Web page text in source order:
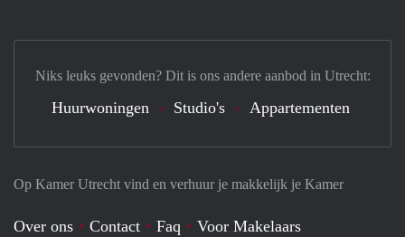
Op Kamer Utrecht vind en verhuur je makkelijk je Kamer
Over ons Contact Faq
Voor Makelaars
Niks leuks gevonden? Dit is ons andere aanbod in Utrecht:
Huurwoningen Studio's Appartementen